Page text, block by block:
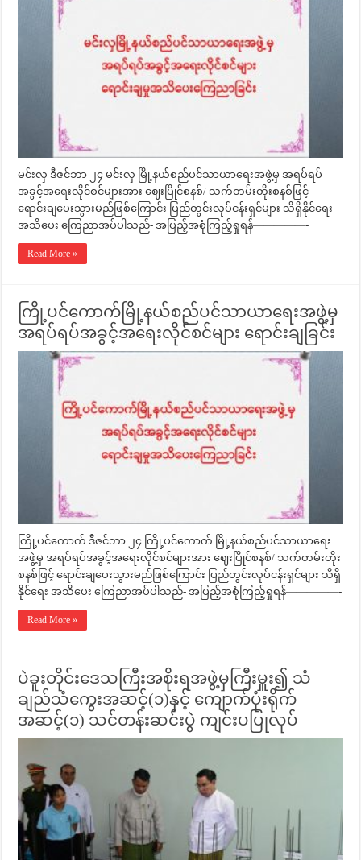
မင်းလှ ဒီဇင်ဘာ ၂၄ မင်းလှ မြို့နယ်စည်ပင်သာယာရေးအဖွဲ့မှ အရပ်ရပ်
အခွင့်အရေးလိုင်စင်များအား ဈေးပြိုင်စနစ်/ သက်တမ်းတိုးစနစ်ဖြင့်
ရောင်းချပေးသွားမည်ဖြစ်ကြောင်း ပြည်တွင်းလုပ်ငန်းရှင်များ သိရှိနိုင်ရေး
အသိပေး ကြေညာအပ်ပါသည်- အပြည့်အစုံကြည့်ရှုရန်—————-
Read More »
ကြို့ပင်ကောက်မြို့နယ်စည်ပင်သာယာရေးအဖွဲ့မှ
အရပ်ရပ်အခွင့်အရေးလိုင်စင်များ ရောင်းချခြင်း
ကြို့ပင်ကောက် ဒီဇင်ဘာ ၂၄ ကြို့ပင်ကောက် မြို့နယ်စည်ပင်သာယာရေး
အဖွဲ့မှ အရပ်ရပ်အခွင့်အရေးလိုင်စင်များအား ဈေးပြိုင်စနစ်/ သက်တမ်းတိုး
စနစ်ဖြင့် ရောင်းချပေးသွားမည်ဖြစ်ကြောင်း ပြည်တွင်းလုပ်ငန်းရှင်များ သိရှိ
နိုင်ရေး အသိပေး ကြေညာအပ်ပါသည်- အပြည့်အစုံကြည့်ရှုရန်—————-
Read More »
ပဲခူးတိုင်းဒေသကြီးအစိုးရအဖွဲ့မှကြီးမှူး၍ သံ
ချည်သံကွေးအဆင့်(၁)နှင့် ကျောက်ပုံးရိုက်
အဆင့်(၁) သင်တန်းဆင်းပွဲ ကျင်းပပြုလုပ်